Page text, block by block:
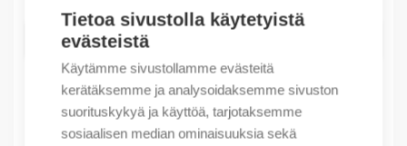
Tietoa sivustolla käytetyistä
evästeistä
Käytämme sivustollamme evästeitä
kerätäksemme ja analysoidaksemme sivuston
suorituskykyä ja käyttöä, tarjotaksemme
sosiaalisen median ominaisuuksia sekä
LISÄÄ OSTOSKORIIN